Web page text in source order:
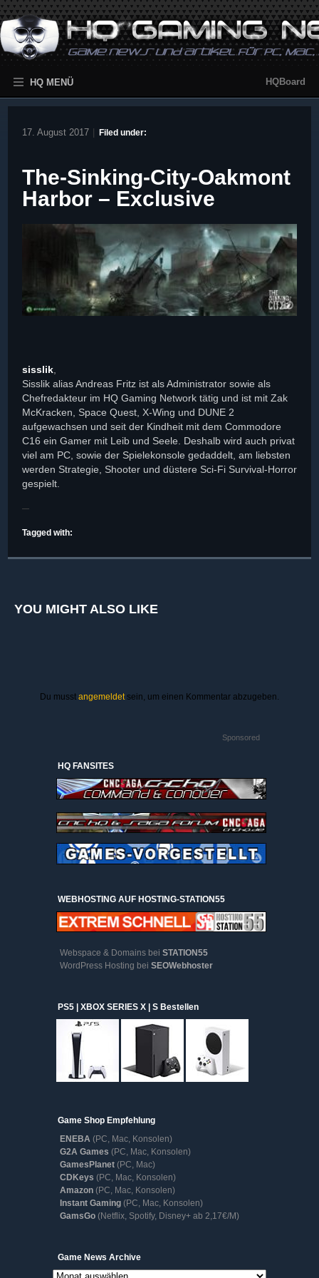
HQ MENÜ HQBoard
17. August 2017 Filed under:
The-Sinking-City-Oakmont
Harbor – Exclusive
sisslik
Sisslik alias Andreas Fritz ist als Administrator sowie als
Chefredakteur im HQ Gaming Network tätig und ist mit Zak
McKracken, Space Quest, X-Wing und DUNE 2
aufgewachsen und seit der Kindheit mit dem Commodore
C16 ein Gamer mit Leib und Seele. Deshalb wird auch privat
viel am PC, sowie der Spielekonsole gedaddelt, am liebsten
werden Strategie, Shooter und düstere Sci-Fi Survival-Horror
gespielt.
Tagged with:
YOU MIGHT ALSO LIKE
Du musst angemeldetsein, um einen Kommentar abzugeben.
Sponsored
HQ FANSITES
WEBHOSTING AUF HOSTING-STATION55
Webspace & Domains bei STATION55
WordPress Hosting bei SEOWebhoster
PS5 | XBOX SERIES X | S Bestellen
Game Shop Empfehlung
ENEBA (PC, Mac, Konsolen)
G2A Games (PC, Mac, Konsolen)
GamesPlanet (PC, Mac)
CDKeys (PC, Mac, Konsolen)
Amazon (PC, Mac, Konsolen)
Instant Gaming (PC, Mac, Konsolen)
GamsGo (Netflix, Spotify, Disney+ ab 2,17€/M)
Game News ArchiveGame
News